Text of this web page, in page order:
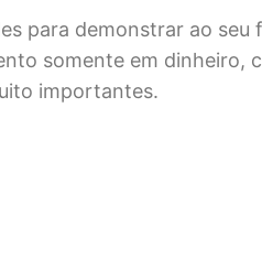
para demonstrar ao seu
somente em dinheiro,
importantes.